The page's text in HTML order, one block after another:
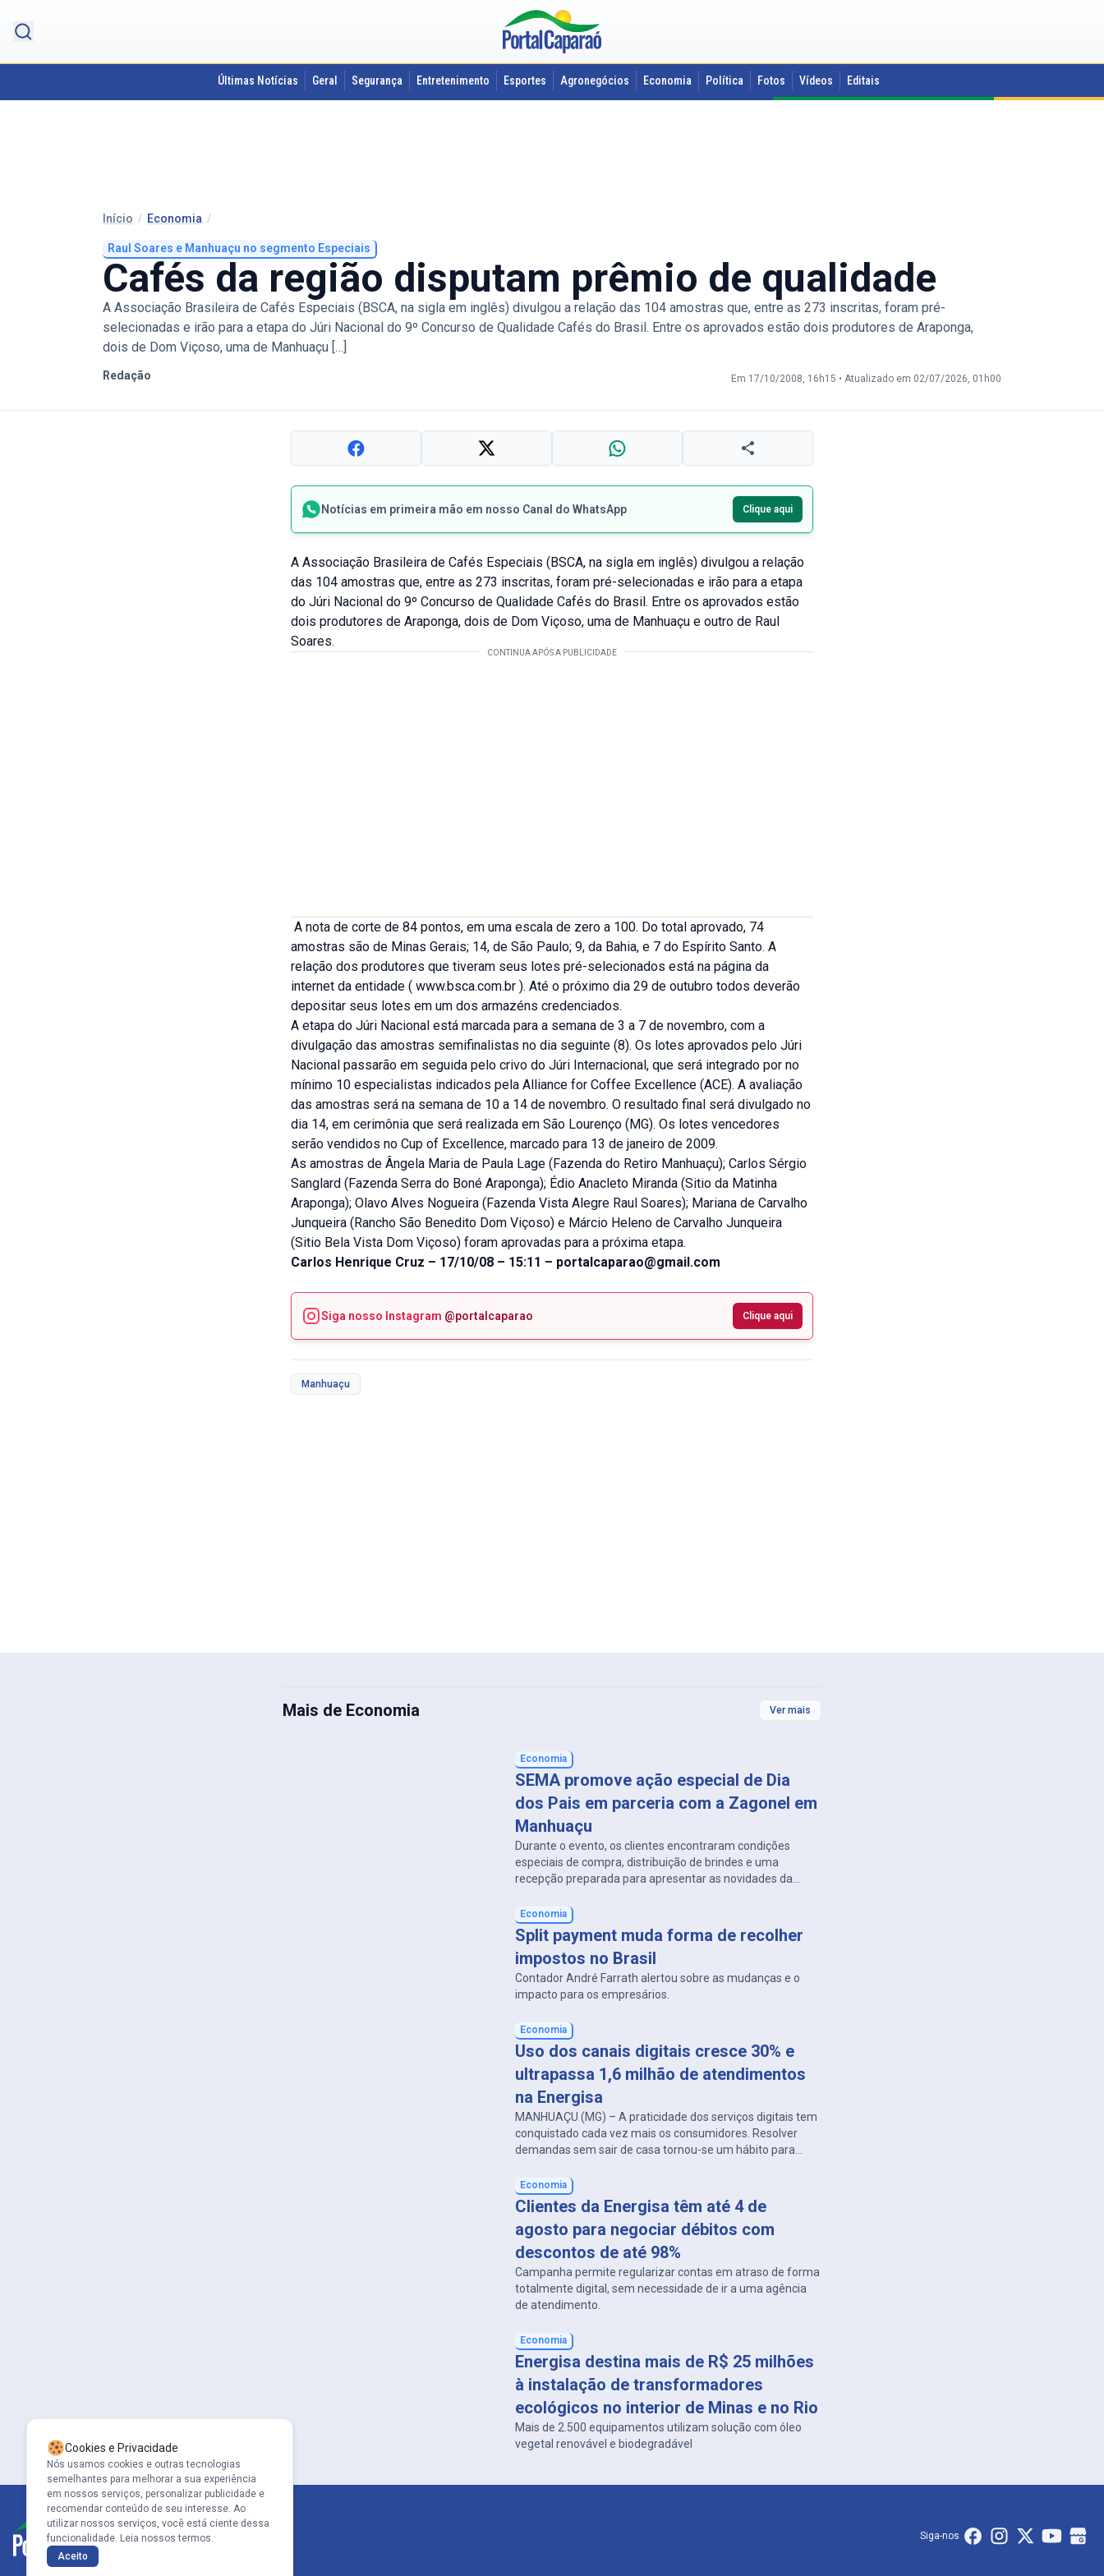
Últimas Notícias Geral Segurança Entretenimento Esportes Agronegócios Economia Política Fotos Vídeos Editais
Início / Economia /
Raul Soares e Manhuaçu no segmento Especiais
Cafés da região disputam prêmio de qualidade
A Associação Brasileira de Cafés Especiais (BSCA, na sigla em inglês) divulgou a relação das 104 amostras que, entre as 273 inscritas, foram pré-
selecionadas e irão para a etapa do Júri Nacional do 9º Concurso de Qualidade Cafés do Brasil. Entre os aprovados estão dois produtores de Araponga,
dois de Dom Viçoso, uma de Manhuaçu […]
Redação Em 17/10/2008, 16h15 • Atualizado em 02/07/2026, 01h00
Notícias em primeira mão em nosso Canal do WhatsApp Clique aqui
A Associação Brasileira de Cafés Especiais (BSCA, na sigla em inglês) divulgou a relação
das 104 amostras que, entre as 273 inscritas, foram pré-selecionadas e irão para a etapa
do Júri Nacional do 9º Concurso de Qualidade Cafés do Brasil. Entre os aprovados estão
dois produtores de Araponga, dois de Dom Viçoso, uma de Manhuaçu e outro de Raul
Soares.
A nota de corte de 84 pontos, em uma escala de zero a 100. Do total aprovado, 74
amostras são de Minas Gerais; 14, de São Paulo; 9, da Bahia, e 7 do Espírito Santo. A
relação dos produtores que tiveram seus lotes pré-selecionados está na página da
internet da entidade ( www.bsca.com.br ). Até o próximo dia 29 de outubro todos deverão
depositar seus lotes em um dos armazéns credenciados.
A etapa do Júri Nacional está marcada para a semana de 3 a 7 de novembro, com a
divulgação das amostras semifinalistas no dia seguinte (8). Os lotes aprovados pelo Júri
Nacional passarão em seguida pelo crivo do Júri Internacional, que será integrado por no
mínimo 10 especialistas indicados pela Alliance for Coffee Excellence (ACE). A avaliação
das amostras será na semana de 10 a 14 de novembro. O resultado final será divulgado no
dia 14, em cerimônia que será realizada em São Lourenço (MG). Os lotes vencedores
serão vendidos no Cup of Excellence, marcado para 13 de janeiro de 2009.
As amostras de Ângela Maria de Paula Lage (Fazenda do Retiro Manhuaçu); Carlos Sérgio
Sanglard (Fazenda Serra do Boné Araponga); Édio Anacleto Miranda (Sitio da Matinha
Araponga); Olavo Alves Nogueira (Fazenda Vista Alegre Raul Soares); Mariana de Carvalho
Junqueira (Rancho São Benedito Dom Viçoso) e Márcio Heleno de Carvalho Junqueira
(Sitio Bela Vista Dom Viçoso) foram aprovadas para a próxima etapa.
Carlos Henrique Cruz – 17/10/08 – 15:11 – portalcaparao@gmail.com
Siga nosso Instagram @portalcaparao Clique aqui
Manhuaçu
Mais de Economia Ver mais
Economia
SEMA promove ação especial de Dia
dos Pais em parceria com a Zagonel em
Manhuaçu
Durante o evento, os clientes encontraram condições
especiais de compra, distribuição de brindes e uma
recepção preparada para apresentar as novidades da
Economia
Split payment muda forma de recolher
impostos no Brasil
Contador André Farrath alertou sobre as mudanças e o
impacto para os empresários.
Economia
Uso dos canais digitais cresce 30% e
ultrapassa 1,6 milhão de atendimentos
na Energisa
MANHUAÇU (MG) – A praticidade dos serviços digitais tem
conquistado cada vez mais os consumidores. Resolver
demandas sem sair de casa tornou-se um hábito para
percebida no relacionamento dos clientes com a Energisa
Minas Rio. Entre janeiro e junho de 2026, a distribuidora
realizou mais de 1,6 […]
Economia
Clientes da Energisa têm até 4 de
agosto para negociar débitos com
descontos de até 98%
Campanha permite regularizar contas em atraso de forma
totalmente digital, sem necessidade de ir a uma agência
de atendimento.
Economia
Energisa destina mais de R$ 25 milhões
à instalação de transformadores
ecológicos no interior de Minas e no Rio
Mais de 2.500 equipamentos utilizam solução com óleo
vegetal renovável e biodegradável
Siga-nos
Cookies e Privacidade
Nós usamos cookies e outras tecnologias
semelhantes para melhorar a sua experiência
em nossos serviços, personalizar publicidade e
recomendar conteúdo de seu interesse. Ao
utilizar nossos serviços, você está ciente dessa
funcionalidade. Leia nossos termos.
Aceito